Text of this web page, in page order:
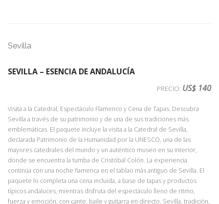
Sevilla
SEVILLA – ESENCIA DE ANDALUCÍA
PRECIO: US$ 140
Visita a la Catedral, Espectáculo Flamenco y Cena de Tapas. Descubra
Sevilla a través de su patrimonio y de una de sus tradiciones más
emblemáticas. El paquete incluye la visita a la Catedral de Sevilla,
declarada Patrimonio de la Humanidad por la UNESCO, una de las
mayores catedrales del mundo y un auténtico museo en su interior,
donde se encuentra la tumba de Cristóbal Colón. La experiencia
continúa con una noche flamenca en el tablao más antiguo de Sevilla. El
paquete lo completa una cena incluida, a base de tapas y productos
típicos andaluces, mientras disfruta del espectáculo lleno de ritmo,
fuerza y emoción, con cante, baile y guitarra en directo. Sevilla, tradición,